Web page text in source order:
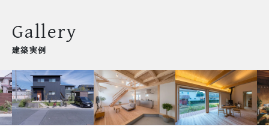
Gallery
建築実例